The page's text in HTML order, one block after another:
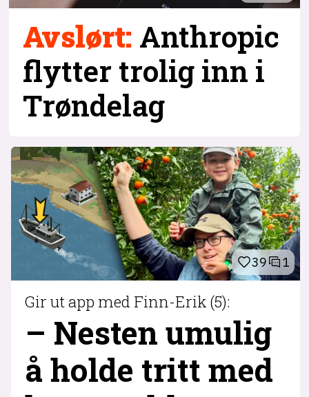
Avslørt: Anthropic
flytter trolig inn i
Trøndelag
39 1
Gir ut app med Finn-Erik (5):
– Nesten umulig
å holde tritt med